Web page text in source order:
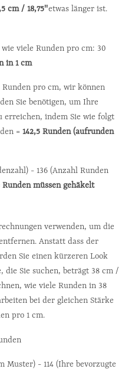
cm / 18,75" etwas länger ist.
in 1 cm
Sie benötigen, um Ihre
erreichen, indem Sie wie folgt
= 142,5 Runden (aufrunden
müssen gehäkelt
verwenden, um die
Anstatt dass der
Sie einen kürzeren Look
die Sie suchen, beträgt 38 cm /
wie viele Runden in 38
bei der gleichen Stärke
pro 1 cm.